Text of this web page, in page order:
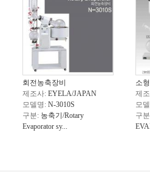
회전농축장비
제조사: EYELA/JAPAN
모델명: N-3010S
구분: 농축기/Rotary
Evaporator sy...
소
제
모
구